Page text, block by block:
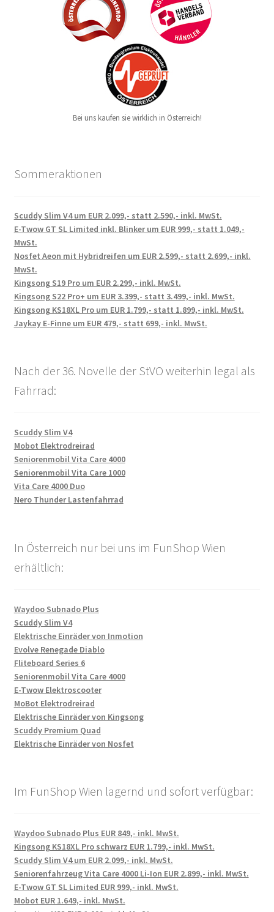
Bei uns kaufen sie wirklich in Österreich!
Sommeraktionen
Scuddy Slim V4 um EUR 2.099,- statt 2.590,- inkl. MwSt.
E-Twow GT SL Limited inkl. Blinker um EUR 999,- statt 1.049,-
MwSt.
Nosfet Aeon mit Hybridreifen um EUR 2.599,- statt 2.699,- inkl.
MwSt.
Kingsong S19 Pro um EUR 2.299,- inkl. MwSt.
Kingsong S22 Pro+ um EUR 3.399,- statt 3.499,- inkl. MwSt.
Kingsong KS18XL Pro um EUR 1.799,- statt 1.899,- inkl. MwSt.
Jaykay E-Finne um EUR 479,- statt 699,- inkl. MwSt.
Nach der 36. Novelle der StVO weiterhin legal als
Fahrrad:
Scuddy Slim V4
Mobot Elektrodreirad
Seniorenmobil Vita Care 4000
Seniorenmobil Vita Care 1000
Vita Care 4000 Duo
Nero Thunder Lastenfahrrad
In Österreich nur bei uns im FunShop Wien
erhältlich:
Waydoo Subnado Plus
Scuddy Slim V4
Elektrische Einräder von Inmotion
Evolve Renegade Diablo
Fliteboard Series 6
Seniorenmobil Vita Care 4000
E-Twow Elektroscooter
MoBot Elektrodreirad
Elektrische Einräder von Kingsong
Scuddy Premium Quad
Elektrische Einräder von Nosfet
Im FunShop Wien lagernd und sofort verfügbar:
Waydoo Subnado Plus EUR 849,- inkl. MwSt.
Kingsong KS18XL Pro schwarz EUR 1.799,- inkl. MwSt.
Scuddy Slim V4 um EUR 2.099,- inkl. MwSt.
Seniorenfahrzeug Vita Care 4000 Li-Ion EUR 2.899,- inkl. MwSt.
E-Twow GT SL Limited EUR 999,- inkl. MwSt.
Mobot EUR 1.649,- inkl. MwSt.